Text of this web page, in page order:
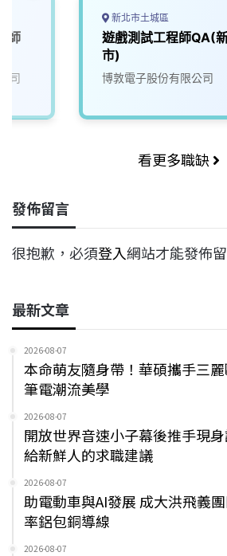
師
司
新北市土城區
遊戲測試工程師QA(
市)
博敦電子股份有限公司
看更多職缺
發佈留言
很抱歉，必須登入網站才能發佈
最新文章
2026-08-07
本命萌友隨身帶！華碩攜手三
筆電潮流美學
2026-08-07
開放世界音速小子幕後推手現
給新鮮人的求職建議
2026-08-07
助電動車與AI發展 成大洪飛義
率鋁包銅導線
2026-08-07